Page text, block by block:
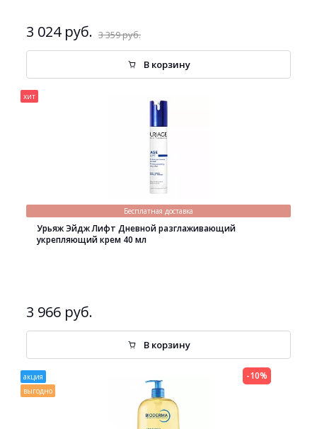
3 024 руб. 3 359 руб.
В корзину
хит
Бесплатная доставка
Урьяж Эйдж Лифт Дневной разглаживающий
укрепляющий крем 40 мл
3 966 руб.
В корзину
акция
выгодно
-10%